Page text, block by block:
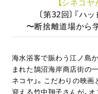
【シネコ
〔第32回〕『ハ
〜断捨離道場から
海水浴客で賑わう江ノ島
まれた鵠沼海岸商店街の
ネコヤ」。こだわりの映
迎える竹中翔子さんが、